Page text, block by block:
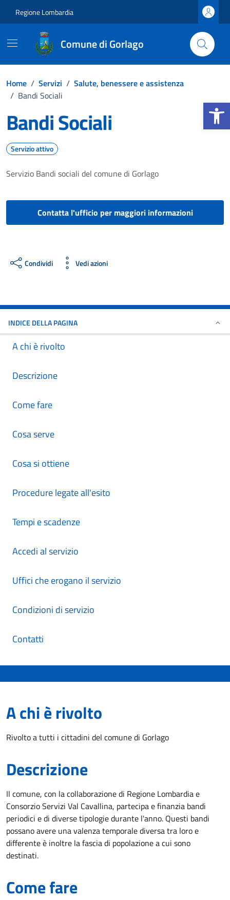
Apri la
Regione Lombardia
Comune di Gorlago
Home / Servizi / Salute, benessere e assistenza
/ Bandi Sociali
Bandi Sociali
Servizio attivo
Servizio Bandi sociali del comune di Gorlago
Contatta l'ufficio per maggiori informazioni
Condividi Vedi azioni
INDICE DELLA PAGINA
A chi è rivolto
Descrizione
Come fare
Cosa serve
Cosa si ottiene
Procedure legate all'esito
Tempi e scadenze
Accedi al servizio
Uffici che erogano il servizio
Condizioni di servizio
Contatti
A chi è rivolto
Rivolto a tutti i cittadini del comune di Gorlago
Descrizione
Il comune, con la collaborazione di Regione Lombardia e
Consorzio Servizi Val Cavallina, partecipa e finanzia bandi
periodici e di diverse tipologie durante l'anno. Questi bandi
possano avere una valenza temporale diversa tra loro e
differente è inoltre la fascia di popolazione a cui sono
destinati.
Come fare